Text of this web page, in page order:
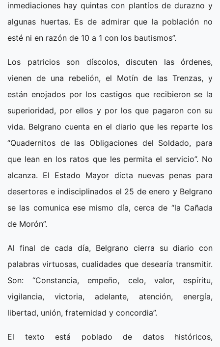
inmediaciones hay quintas con plantíos de durazno y
algunas huertas. Es de admirar que la población no
esté ni en razón de 10 a 1 con los bautismos”.
Los patricios son díscolos, discuten las órdenes,
vienen de una rebelión, el Motín de las Trenzas, y
están enojados por los castigos que recibieron se la
superioridad, por ellos y por los que pagaron con su
vida. Belgrano cuenta en el diario que les reparte los
“Quadernitos de las Obligaciones del Soldado, para
que lean en los ratos que les permita el servicio”. No
alcanza. El Estado Mayor dicta nuevas penas para
desertores e indisciplinados el 25 de enero y Belgrano
se las comunica ese mismo día, cerca de “la Cañada
de Morón”.
Al final de cada día, Belgrano cierra su diario con
palabras virtuosas, cualidades que desearía transmitir.
Son: “Constancia, empeño, celo, valor, espíritu,
vigilancia, victoria, adelante, atención, energía,
libertad, unión, fraternidad y concordia”.
El texto está poblado de datos históricos,